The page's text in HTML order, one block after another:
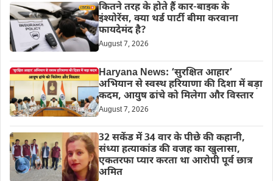
कितने तरह के होते हैं कार-बाइक के
इंश्योरेंस, क्या थर्ड पार्टी बीमा करवाना
फायदेमंद है?
August 7, 2026
Haryana News: ‘सुरक्षित आहार’
अभियान से स्वस्थ हरियाणा की दिशा में बड़ा
कदम, आयुष ढांचे को मिलेगा और विस्तार
August 7, 2026
32 सकेंड में 34 वार के पीछे की कहानी,
संध्या हत्याकांड की वजह का खुलासा,
एकतरफा प्यार करता था आरोपी पूर्व छात्र
अमित